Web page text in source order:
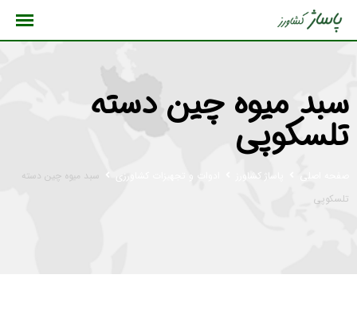
پرش
سبد میوه چین دسته
تلسکوپی
صفحه اصلی پاساژ کشاورز ادوات و تجهیزات کشاورزی
سبد میوه چین دسته
تلسکوپی